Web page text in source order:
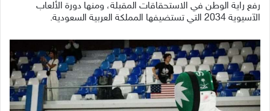
رفع راية الوطن في الاستحقاقات المقبلة، ومنها دورة الألعاب
الآسيوية 2034 التي تستضيفها المملكة العربية السعودية.